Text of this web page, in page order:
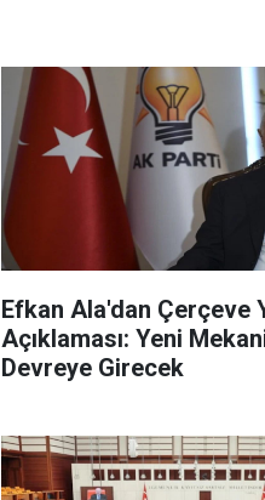
Efkan Ala'dan Çerçeve
Açıklaması: Yeni
Devreye Girecek